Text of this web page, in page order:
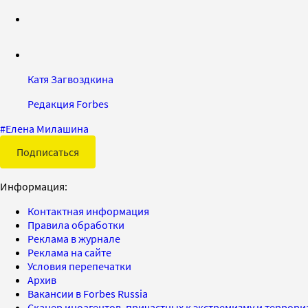
Катя Загвоздкина
Редакция Forbes
#Елена Милашина
Подписаться
Информация:
Контактная информация
Правила обработки
Реклама в журнале
Реклама на сайте
Условия перепечатки
Архив
Вакансии в Forbes Russia